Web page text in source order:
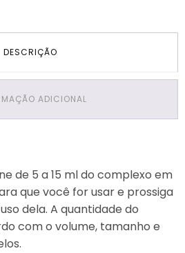
DESCRIÇÃO
ADICIONAL
de 5 a 15 ml do complexo em
que você for usar e prossiga
dela. A quantidade do
com o volume, tamanho e